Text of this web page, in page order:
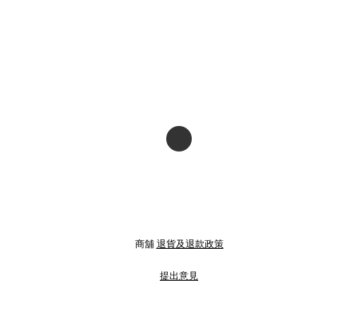
商舖 退貨及退款政策
提出意見